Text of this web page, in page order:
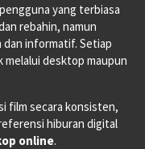
yang terbiasa
rebahin, namun
dan informatif. Setiap
melalui desktop maupun
film secara konsisten,
hiburan digital
online.